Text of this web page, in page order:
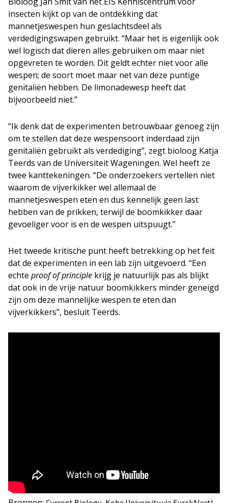
insecten kijkt op van de ontdekking dat
mannetjeswespen hun geslachtsdeel als
verdedigingswapen gebruikt. “Maar het is eigenlijk ook
wel logisch dat dieren alles gebruiken om maar niet
opgevreten te worden. Dit geldt echter niet voor alle
wespen; de soort moet maar net van deze puntige
genitaliën hebben. De limonadewesp heeft dat
bijvoorbeeld niet.”
“Ik denk dat de experimenten betrouwbaar genoeg zijn
om te stellen dat deze wespensoort inderdaad zijn
genitaliën gebruikt als verdediging”, zegt bioloog Katja
Teerds van de Universiteit Wageningen. Wel heeft ze
twee kanttekeningen. “De onderzoekers vertellen niet
waarom de vijverkikker wel allemaal de
mannetjeswespen eten en dus kennelijk geen last
hebben van de prikken, terwijl de boomkikker daar
gevoeliger voor is en de wespen uitspuugt.”
Het tweede kritische punt heeft betrekking op het feit
dat de experimenten in een lab zijn uitgevoerd. “Een
echte proof of principle krijg je natuurlijk pas als blijkt
dat ook in de vrije natuur boomkikkers minder geneigd
zijn om deze mannelijke wespen te eten dan
vijverkikkers”, besluit Teerds.